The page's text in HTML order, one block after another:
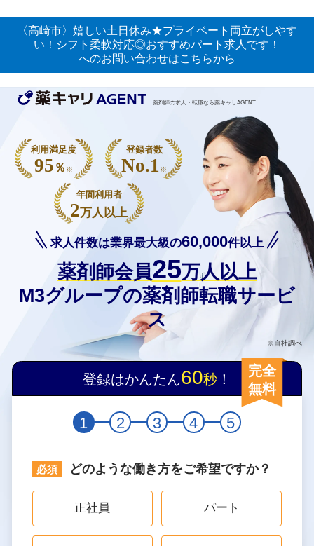
〈高崎市〉嬉しい土日休み★プライベート両立がしやす
い！シフト柔軟対応◎おすすめパート求人です！
へのお問い合わせはこちらから
薬剤師の求人・転職なら薬キャリAGENT
求人件数は業界最大級の60,000件以上
薬剤師会員25万人以上
M3グループの薬剤師転職サービ
ス
※自社調べ
利用満足度
95 ％ ※
登録者数
No.1 ※
年間利用者
2万人以上
登録はかんたん60秒 ！
完全
無料
1 2 3 4 5
どのような働き方をご希望ですか？
正社員 パート